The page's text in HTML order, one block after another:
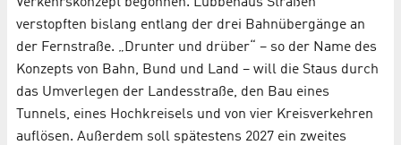
verstopften bislang entlang der drei Bahnübergänge an
der Fernstraße. „Drunter und drüber“ – so der Name des
Konzepts von Bahn, Bund und Land – will die Staus durch
das Umverlegen der Landesstraße, den Bau eines
Tunnels, eines Hochkreisels und von vier Kreisverkehren
auflösen. Außerdem soll spätestens 2027 ein zweites